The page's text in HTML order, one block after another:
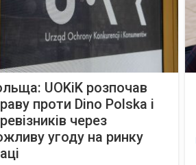
UOKiK розпочав
проти Dino Polska і
через
угоду на ринку